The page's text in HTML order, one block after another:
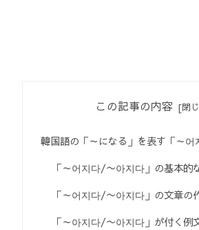
この記事の内容
韓国語の「～になる」を表す「～어
「～어지다/〜아지다」の基本的
「～어지다/〜아지다」の文章の
「～아지다/〜아지다」が付く例